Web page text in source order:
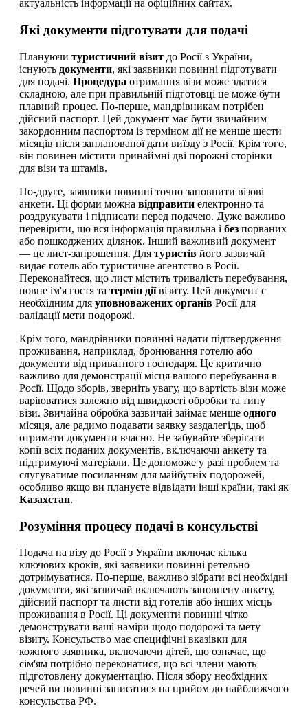
актуальність інформації на офіційних сайтах.
Які документи підготувати для подачі
Плануючи туристичний візит до Росії з України,
існують документи, які заявники повинні підготувати
для подачі. Процедура отримання візи може здатися
складною, але при правильній підготовці це може бути
плавний процес. По-перше, мандрівникам потрібен
дійсний паспорт. Цей документ має бути звичайним
закордонним паспортом із терміном дії не менше шести
місяців після запланованої дати виїзду з Росії. Крім того,
він повинен містити принаймні дві порожні сторінки
для візи та штамів.
По-друге, заявники повинні точно заповнити візові
анкети. Ці форми можна відправити електронно та
роздрукувати і підписати перед подачею. Дуже важливо
перевірити, що вся інформація правильна і без порваних
або пошкоджених ділянок. Інший важливий документ
— це лист-запрошення. Для туристів його зазвичай
видає готель або туристичне агентство в Росії.
Переконайтеся, що лист містить тривалість перебування,
повне ім'я гостя та термін діївізиту. Цей документ є
необхідним для уповноважених органів Росії для
валідації мети подорожі.
Крім того, мандрівники повинні надати підтвердження
проживання, наприклад, бронювання готелю або
документи від приватного господаря. Це критично
важливо для демонстрації місця вашого перебування в
Росії. Щодо зборів, зверніть увагу, що вартість візи може
варіюватися залежно від швидкості обробки та типу
візи. Звичайна обробка зазвичай займає менше одного
місяця, але радимо подавати заявку заздалегідь, щоб
отримати документи вчасно. Не забувайте зберігати
копії всіх поданих документів, включаючи анкету та
підтримуючі матеріали. Це допоможе у разі проблем та
слугуватиме посиланням для майбутніх подорожей,
особливо якщо ви плануєте відвідати інші країни, такі як
Казахстан.
Розуміння процесу подачі в консульстві
Подача на візу до Росії з України включає кілька
ключових кроків, які заявники повинні ретельно
дотримуватися. По-перше, важливо зібрати всі необхідні
документи, які зазвичай включають заповнену анкету,
дійсний паспорт та листи від готелів або інших місць
проживання в Росії. Ці документи повинні чітко
демонструвати ваші наміри щодо подорожі та мету
візиту. Консульство має специфічні вказівки для
кожного заявника, включаючи дітей, що означає, що
сім'ям потрібно переконатися, що всі члени мають
підготовлену документацію. Після збору необхідних
речей ви повинні записатися на прийом до найближчого
консульства РФ.